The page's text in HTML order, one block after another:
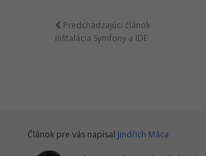
Predchádzajúci článok
Inštalácia Symfony a IDE
Článok pre vás napísal Jindřich Máca